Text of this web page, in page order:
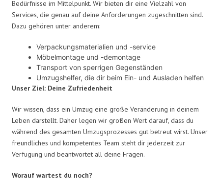
Bedürfnisse im Mittelpunkt. Wir bieten dir eine Vielzahl von
Services, die genau auf deine Anforderungen zugeschnitten sind.
Dazu gehören unter anderem:
Verpackungsmaterialien und -service
Möbelmontage und -demontage
Transport von sperrigen Gegenständen
Umzugshelfer, die dir beim Ein- und Ausladen helfen
Unser Ziel: Deine Zufriedenheit
Wir wissen, dass ein Umzug eine große Veränderung in deinem
Leben darstellt. Daher legen wir großen Wert darauf, dass du
während des gesamten Umzugsprozesses gut betreut wirst. Unser
freundliches und kompetentes Team steht dir jederzeit zur
Verfügung und beantwortet all deine Fragen.
Worauf wartest du noch?